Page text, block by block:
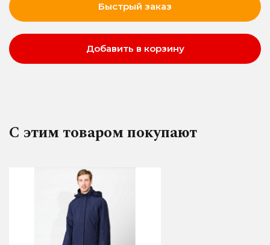
Быстрый заказ
Добавить в корзину
С этим товаром покупают